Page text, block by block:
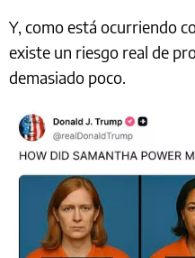
Y, como está ocurriendo
existe un riesgo real de
demasiado poco.